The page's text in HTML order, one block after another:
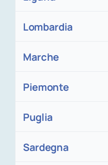
Lombardia
Marche
Piemonte
Puglia
Sardegna